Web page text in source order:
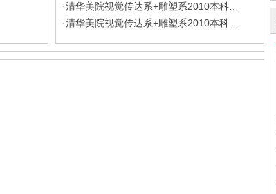
·清华美院视觉传达系+雕塑系2010本科…
·清华美院视觉传达系+雕塑系2010本科…